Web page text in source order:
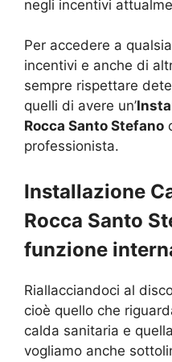
negli incentivi
Per accedere a
incentivi e anche di
sempre rispettare
quelli di avere un’
Rocca Santo Stefano
professionista.
Installazione
Rocca Santo
funzione
Riallacciandoci al
cioè quello che
calda sanitaria e
vogliamo anche